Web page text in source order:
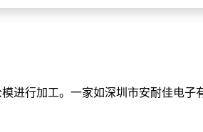
进行加工。一家如深圳市安耐佳电